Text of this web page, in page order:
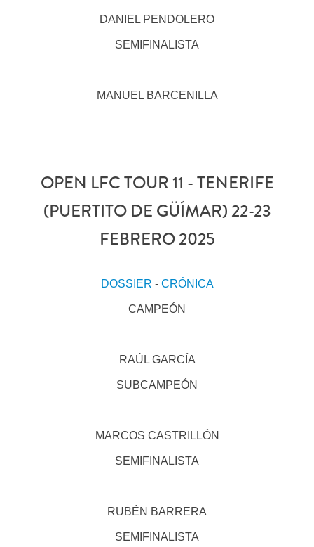
DANIEL PENDOLERO
SEMIFINALISTA
MANUEL BARCENILLA
OPEN LFC TOUR 11 - TENERIFE
(PUERTITO DE GÜÍMAR) 22-23
FEBRERO 2025
DOSSIER - CRÓNICA
CAMPEÓN
RAÚL GARCÍA
SUBCAMPEÓN
MARCOS CASTRILLÓN
SEMIFINALISTA
RUBÉN BARRERA
SEMIFINALISTA